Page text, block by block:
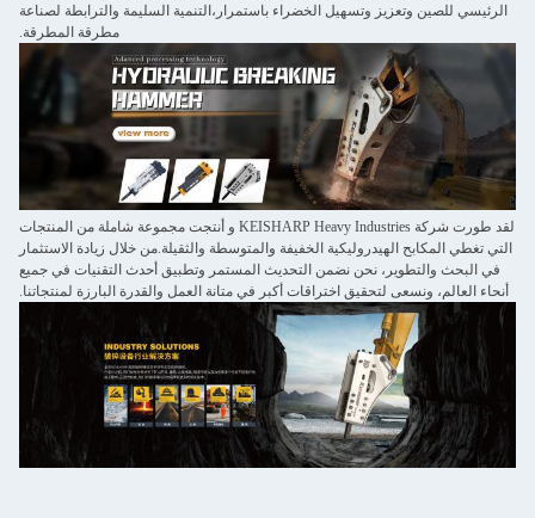
الرئيسي للصين وتعزيز وتسهيل الخضراء باستمرار،التنمية السليمة والترابطة لصناعة
مطرقة المطرقة.
لقد طورت شركة KEISHARP Heavy Industries و أنتجت مجموعة شاملة من المنتجات
التي تغطي المكابح الهيدروليكية الخفيفة والمتوسطة والثقيلة.من خلال زيادة الاستثمار
في البحث والتطوير، نحن نضمن التحديث المستمر وتطبيق أحدث التقنيات في جميع
أنحاء العالم، ونسعى لتحقيق اختراقات أكبر في متانة العمل والقدرة البارزة لمنتجاتنا.